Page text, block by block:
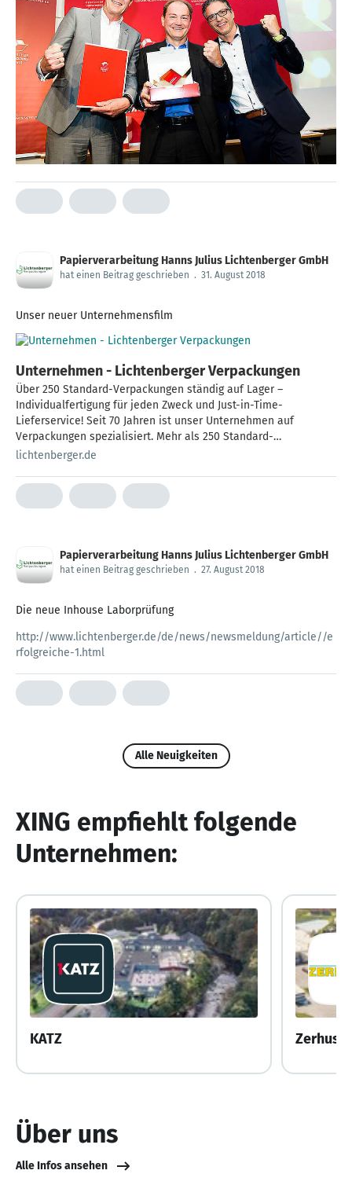
Papierverarbeitung Hanns Julius Lichtenberger GmbH
hat einen Beitrag geschrieben . 31. August 2018
Unser neuer Unternehmensfilm
Unternehmen - Lichtenberger Verpackungen
Über 250 Standard-Verpackungen ständig auf Lager –
Individualfertigung für jeden Zweck und Just-in-Time-
Lieferservice! Seit 70 Jahren ist unser Unternehmen auf
Verpackungen spezialisiert. Mehr als 250 Standard-
Verpackungen haben wir ständig auf Lager – von der kleinen
lichtenberger.de
Papierverarbeitung Hanns Julius Lichtenberger GmbH
hat einen Beitrag geschrieben . 27. August 2018
Die neue Inhouse Laborprüfung
http://www.lichtenberger.de/de/news/newsmeldung/article//e
rfolgreiche-1.html
Alle Neuigkeiten
XING empfiehlt folgende
Unternehmen:
KATZ
Über uns
Alle Infos ansehen